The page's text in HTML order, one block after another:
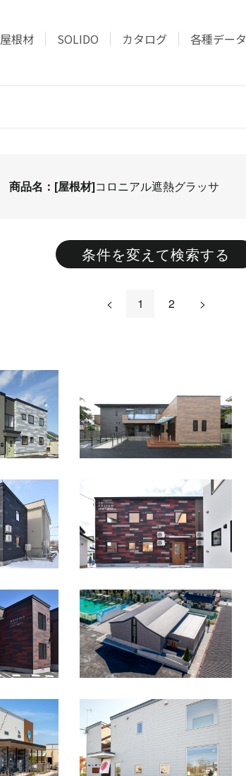
屋根材 SOLIDO カタログ 各種データ
商品名：[屋根材]コロニアル遮熱グラッサ
条件を変えて検索する
< 1 2 >